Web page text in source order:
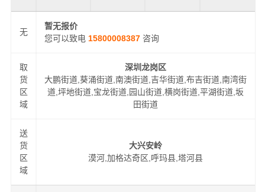
无
暂无报价
您可以致电 15800008387 咨询
取
货
区
域
深圳龙岗区
大鹏街道,葵涌街道,南澳街道,吉华街道,布吉街道,南湾街
道,坪地街道,宝龙街道,园山街道,横岗街道,平湖街道,坂
田街道
送
货
区
域
大兴安岭
漠河,加格达奇区,呼玛县,塔河县